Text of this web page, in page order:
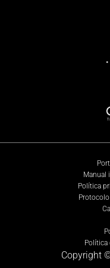
Manual
Política
Política
Copyright